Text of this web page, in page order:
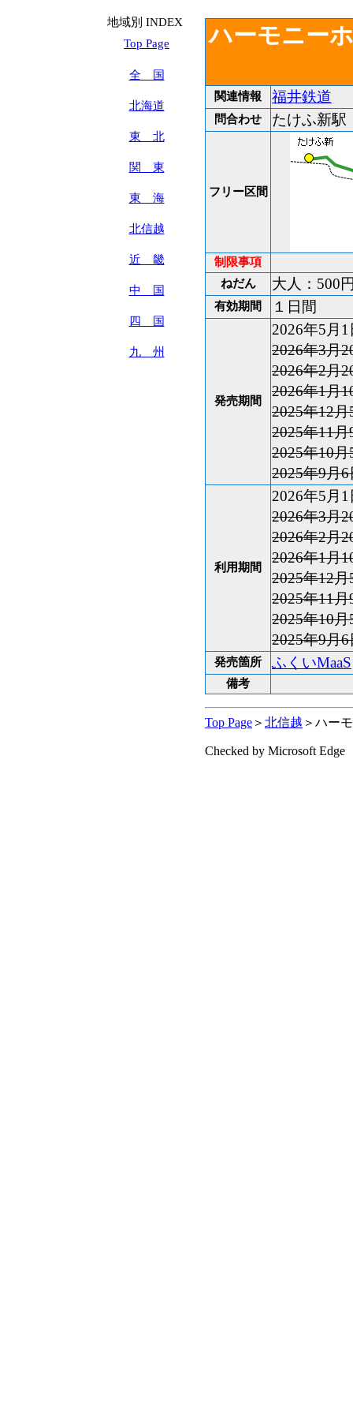
地域別 INDEX
Top Page
全 国
北海道
東 北
関 東
東 海
北信越
近 畿
中 国
四 国
九 州
ハーモニー
関連情報 福井鉄道
問合わせ たけふ新
フリー区間
制限事項
ねだん
大人：500
有効期間 １日間
発売期間
2026年5月
2026年3月
2026年2月
2026年1月
2025年12
2025年11
2025年10
2025年9月
利用期間
2026年5月
2026年3月
2026年2月
2026年1月
2025年12
2025年11
2025年10
2025年9月
発売箇所 ふくいMaaS
備考
Top Page ＞ 北信越 ＞ハー
Checked by Microsoft Edge